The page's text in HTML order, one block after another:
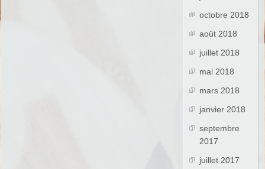
octobre 2018
août 2018
juillet 2018
mai 2018
mars 2018
janvier 2018
septembre
2017
juillet 2017